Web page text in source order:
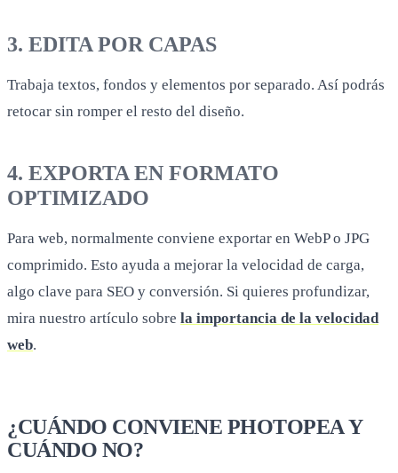
3. EDITA POR CAPAS
Trabaja textos, fondos y elementos por separado. Así podrás
retocar sin romper el resto del diseño.
4. EXPORTA EN FORMATO
OPTIMIZADO
Para web, normalmente conviene exportar en WebP o JPG
comprimido. Esto ayuda a mejorar la velocidad de carga,
algo clave para SEO y conversión. Si quieres profundizar,
mira nuestro artículo sobre la importancia de la velocidad
web.
¿CUÁNDO CONVIENE PHOTOPEA Y
CUÁNDO NO?